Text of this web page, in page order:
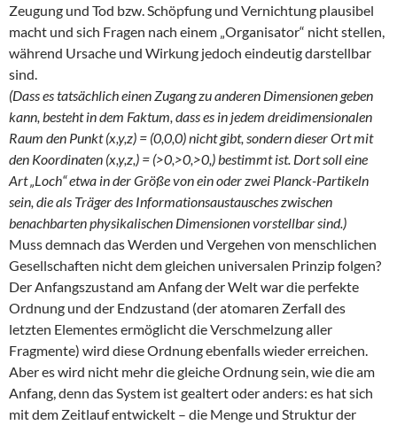
Zeugung und Tod bzw. Schöpfung und Vernichtung plausibel
macht und sich Fragen nach einem „Organisator“ nicht stellen,
während Ursache und Wirkung jedoch eindeutig darstellbar
sind.
(Dass es tatsächlich einen Zugang zu anderen Dimensionen geben
kann, besteht in dem Faktum, dass es in jedem dreidimensionalen
Raum den Punkt (x,y,z) = (0,0,0) nicht gibt, sondern dieser Ort mit
den Koordinaten (x,y,z,) = (>0,>0,>0,) bestimmt ist. Dort soll eine
Art „Loch“ etwa in der Größe von ein oder zwei Planck-Partikeln
sein, die als Träger des Informationsaustausches zwischen
benachbarten physikalischen Dimensionen vorstellbar sind.)
Muss demnach das Werden und Vergehen von menschlichen
Gesellschaften nicht dem gleichen universalen Prinzip folgen?
Der Anfangszustand am Anfang der Welt war die perfekte
Ordnung und der Endzustand (der atomaren Zerfall des
letzten Elementes ermöglicht die Verschmelzung aller
Fragmente) wird diese Ordnung ebenfalls wieder erreichen.
Aber es wird nicht mehr die gleiche Ordnung sein, wie die am
Anfang, denn das System ist gealtert oder anders: es hat sich
mit dem Zeitlauf entwickelt – die Menge und Struktur der